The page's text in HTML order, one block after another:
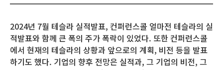
2024년 7월 테슬라 실적발표, 컨퍼런스콜 얼마전 테슬라의 실
적발표와 함께 큰 폭의 주가 폭락이 있었다. 또한 컨퍼런스콜
에서 현재의 테슬라의 상황과 앞으로의 계획, 비전 등을 발표
하기도 했다. 기업의 향후 전망은 실적과, 그 기업의 비전, 그